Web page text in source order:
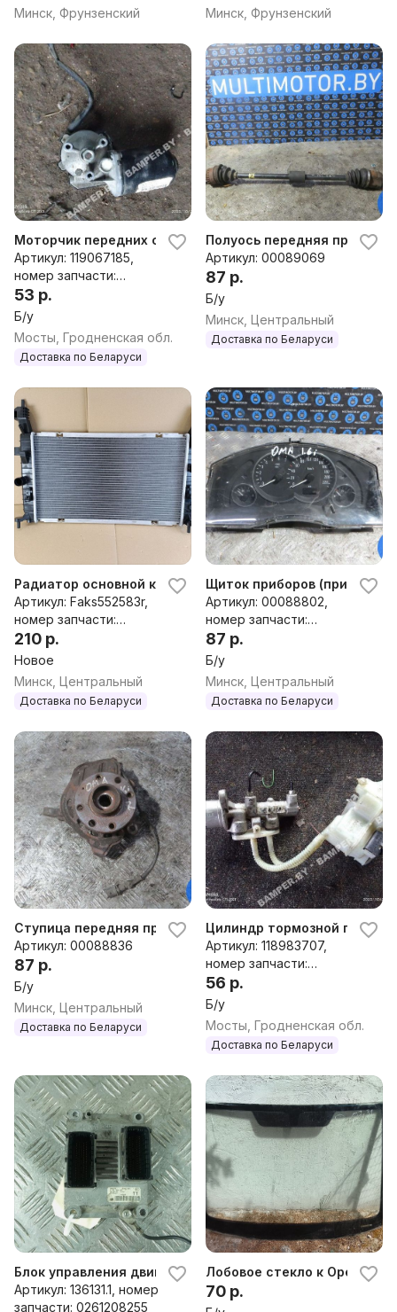
Минск, Фрунзенский
Минск, Фрунзенский
Моторчик передних стеклоочистителей (дворников) к
Артикул: 119067185,
номер запчасти:
119067185
53 р.
Б/у
Мосты, Гродненская обл.
Доставка по Беларуси
Полуось передняя правая
Артикул: 00089069
87 р.
Б/у
Минск, Центральный
Доставка по Беларуси
Радиатор основной к Opel Meriva 1
Артикул: Faks552583r,
номер запчасти:
1300496, 13303637
210 р.
Новое
Минск, Центральный
Доставка по Беларуси
Щиток приборов
Артикул: 00088802,
номер запчасти:
13146880BB
87 р.
Б/у
Минск, Центральный
Доставка по Беларуси
Ступица передняя правая Opel Meriva 2005г
Артикул: 00088836
87 р.
Б/у
Минск, Центральный
Доставка по Беларуси
Цилиндр тормозной
Артикул: 118983707,
номер запчасти:
118983707
56 р.
Б/у
Мосты, Гродненская обл.
Доставка по Беларуси
Блок управления двигателем Opel Meriva 0261208255
Артикул: 136131.1, номер
запчасти: 0261208255
Лобовое стекло к Opel
70 р.